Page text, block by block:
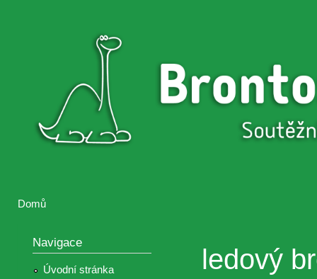
Brontosaurus
Brontosaurus
Domů
Navigace
Úvodní stránka
ledový